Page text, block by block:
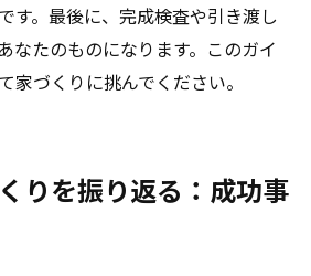
す。最後に、完成検査や引き渡し
なたのものになります。このガイ
家づくりに挑んでください。
りを振り返る：成功事